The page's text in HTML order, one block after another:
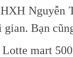
Nguyễn
gian. Bạn
Lotte mart